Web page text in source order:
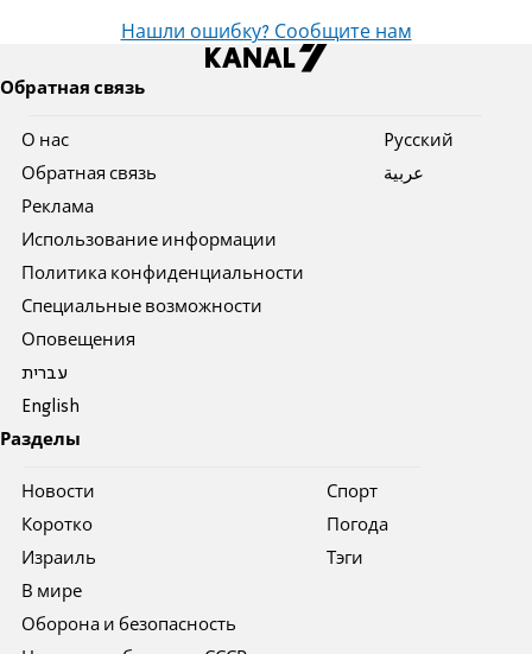
Нашли ошибку? Сообщите нам
Обратная связь
О нас
Обратная связь
Реклама
Использование информации
Политика конфиденциальности
Специальные возможности
Оповещения
עברית
English
Pусский
عربية
Разделы
Новости
Коротко
Израиль
В мире
Оборона и безопасность
Спорт
Погода
Тэги